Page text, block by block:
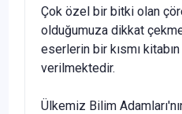
Çok özel bir bitki olan
olduğumuza dikkat
eserlerin bir kısmı kitabın
verilmektedir.
Ülkemiz Bilim